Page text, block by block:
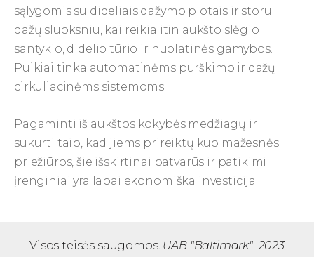
sąlygomis su dideliais dažymo plotais ir storu
dažų sluoksniu, kai reikia itin aukšto slėgio
santykio, didelio tūrio ir nuolatinės gamybos.
Puikiai tinka automatinėms purškimo ir dažų
cirkuliacinėms sistemoms.
Pagaminti iš aukštos kokybės medžiagų ir
sukurti taip, kad jiems prireiktų kuo mažesnės
priežiūros, šie išskirtinai patvarūs ir patikimi
įrenginiai yra labai ekonomiška investicija.
Visos teisės saugomos. UAB "Baltimark" 2023